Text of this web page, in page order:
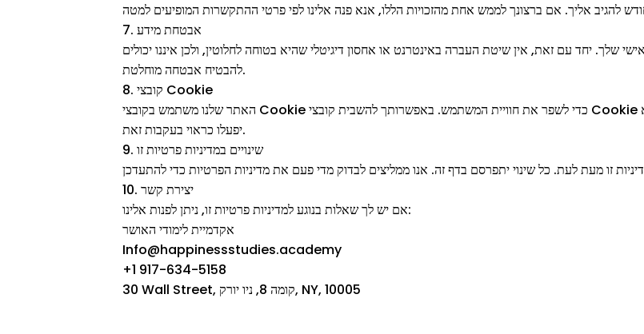
7. אבטחת מידע
שלך. יחד עם זאת, אין שיטת העברה באינטרנט או אחסון דיגיטלי שהיא בטוחה לחלוטין, ולכן איננו יכולים
להבטיח אבטחה מוחלטת.
8. קובצי Cookie
האתר שלנו משתמש בקובצי Cookie כדי לשפר את חוויית המשתמש. באפשרותך להשבית קובצי Cookie בהגדרות הדפדפן שלך, אך ייתכן שחלק מהפונקציות באתר לא
יפעלו כראוי בעקבות זאת.
9. שינויים במדיניות פרטיות זו
10. יצירת קשר
אם יש לך שאלות בנוגע למדיניות פרטיות זו, ניתן לפנות אלינו:
אקדמיית לימודי האושר
Info@happinessstudies.academy
+1 917-634-5158
30 Wall Street, קומה 8, ניו יורק, NY, 10005